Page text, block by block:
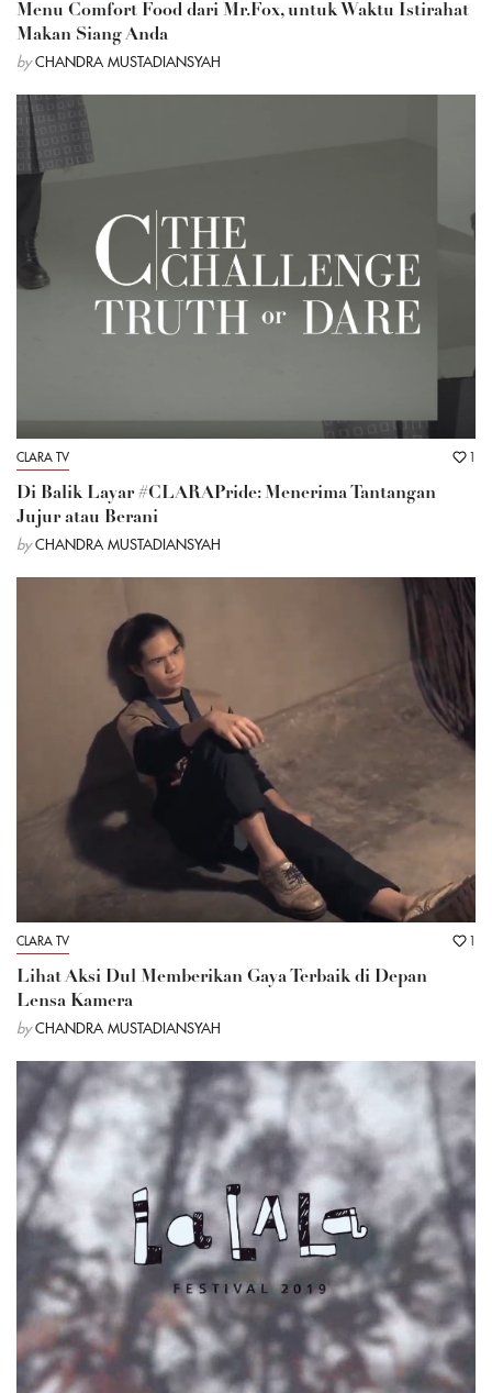
Menu Comfort Food dari Mr.Fox, untuk Waktu Istirahat
Makan Siang Anda
by CHANDRA MUSTADIANSYAH
CLARA TV 1
Di Balik Layar #CLARAPride: Menerima Tantangan
Jujur atau Berani
by CHANDRA MUSTADIANSYAH
CLARA TV 1
Lihat Aksi Dul Memberikan Gaya Terbaik di Depan
Lensa Kamera
by CHANDRA MUSTADIANSYAH